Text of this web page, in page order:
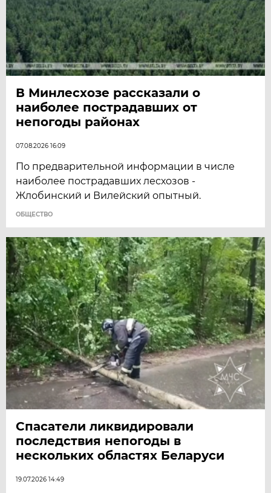
В Минлесхозе рассказали о
наиболее пострадавших от
непогоды районах
07.08.2026 16:09
По предварительной информации в числе
наиболее пострадавших лесхозов -
Жлобинский и Вилейский опытный.
ОБЩЕСТВО
Спасатели ликвидировали
последствия непогоды в
нескольких областях Беларуси
19.07.2026 14:49